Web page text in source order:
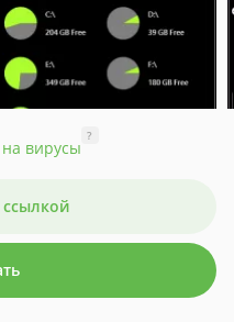
вирусы
?